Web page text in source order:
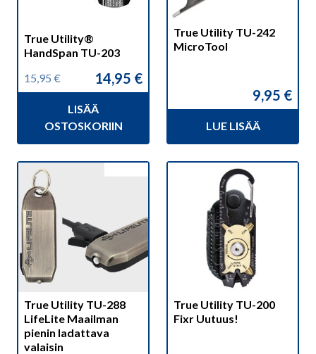
True Utility®
HandSpan TU-203
15,95 €
Alkuperäinen
15,95 €.
14,95 €
Nykyinen
14,95 €.
LISÄÄ
OSTOSKORIIN
True Utility TU-242
MicroTool
9,95 €
LUE LISÄÄ
True Utility TU-288
LifeLite Maailman
pienin ladattava
valaisin
True Utility TU-200
Fixr Uutuus!